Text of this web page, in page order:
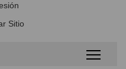
Sitio